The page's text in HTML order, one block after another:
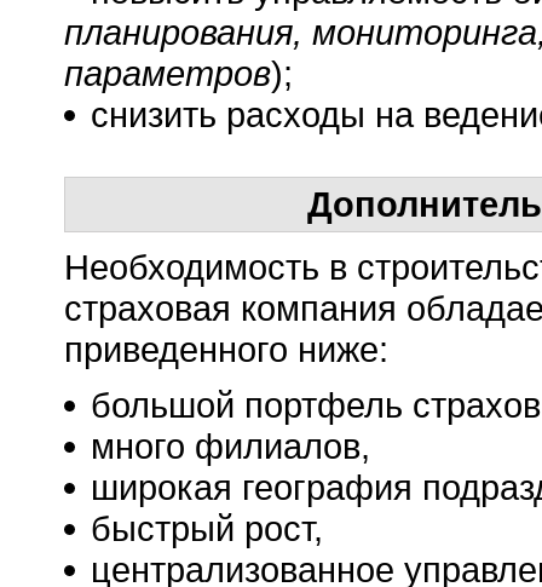
планирования,
параметров);
снизить расходы на
Необходимость в
страховая компания
приведенного ниже:
большой портфель
много филиалов,
широкая география
быстрый рост,
централизованное